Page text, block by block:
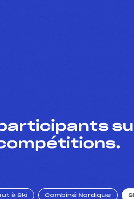
à Ski Combiné Nordique